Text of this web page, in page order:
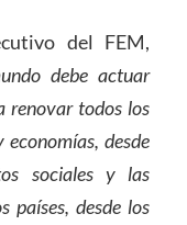
del FEM,
debe actuar
renovar todos los
economías, desde
sociales y las
países, desde los